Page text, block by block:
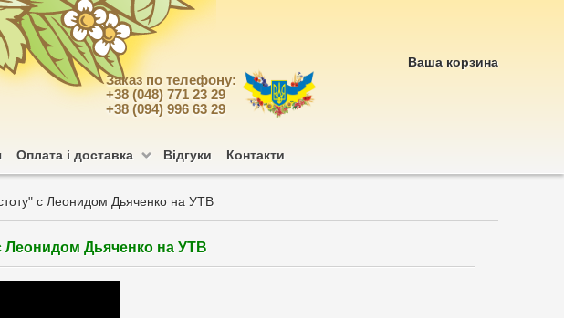
Заказ по телефону:
+38 (048) 771 23 29
+38 (094) 996 63 29
Ваша корзина
Оплата і доставка Відгуки Контакти
с Леонидом Дьяченко на УТВ
Леонидом Дьяченко на УТВ